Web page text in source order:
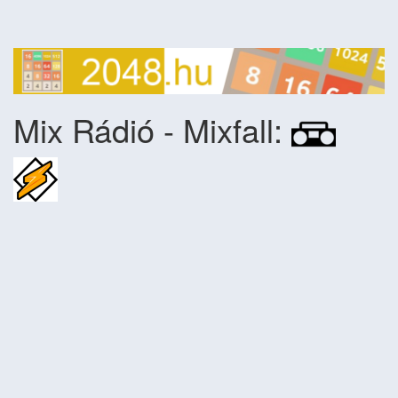
Mix Rádió - Mixfall: